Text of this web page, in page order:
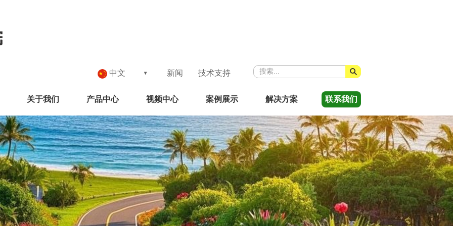
新闻 技术支持
中文
关于我们 产品中心 视频中心 案例展示 解决方案 联系我们